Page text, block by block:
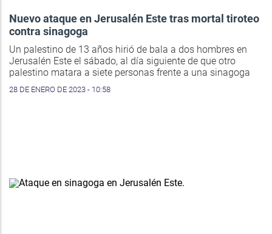
Nuevo ataque en Jerusalén Este tras mortal tiroteo
contra sinagoga
Un palestino de 13 años hirió de bala a dos hombres en
Jerusalén Este el sábado, al día siguiente de que otro
palestino matara a siete personas frente a una sinagoga
28 DE ENERO DE 2023 - 10:58